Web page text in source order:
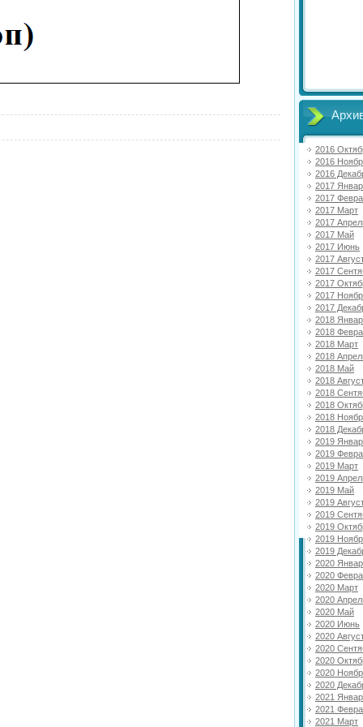
2016
2016
2016
2017
2017
2017 Март
2017
2017 Май
2017 Июнь
2017
2017
2017
2017
2017
2018
2018
2018 Март
2018
2018 Май
2018
2018
2018
2018
2018
2019
2019
2019 Март
2019
2019 Май
2019
2019
2019
2019
2019
2020
2020
2020 Март
2020
2020 Май
2020 Июнь
2020
2020
2020
2020
2020
2021
2021
2021 Март